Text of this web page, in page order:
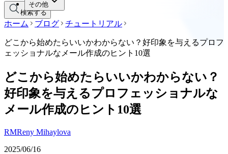
その他
検索する
ホーム ブログ チュートリアル
どこから始めたらいいかわからない？好印象を与えるプロフ
ェッショナルなメール作成のヒント10選
どこから始めたらいいかわからない？
好印象を与えるプロフェッショナルな
メール作成のヒント10選
RMReny Mihaylova
2025/06/16